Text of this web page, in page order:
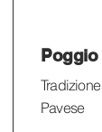
Pavese